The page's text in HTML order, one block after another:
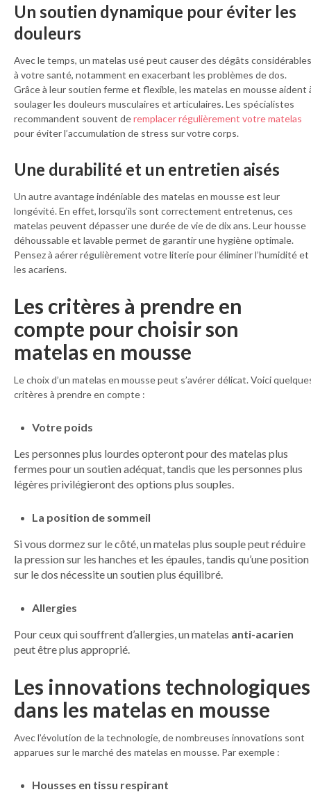
Un soutien dynamique pour éviter les
douleurs
Avec le temps, un matelas usé peut causer des dégâts considérables
à votre santé, notamment en exacerbant les problèmes de dos.
Grâce à leur soutien ferme et flexible, les matelas en mousse aident
soulager les douleurs musculaires et articulaires. Les spécialistes
recommandent souvent deremplacer régulièrement votre matelas
pour éviter l’accumulation de stress sur votre corps.
Une durabilité et un entretien aisés
Un autre avantage indéniable des matelas en mousse est leur
longévité. En effet, lorsqu’ils sont correctement entretenus, ces
matelas peuvent dépasser une durée de vie de dix ans. Leur housse
déhoussable et lavable permet de garantir une hygiène optimale.
Pensez à aérer régulièrement votre literie pour éliminer l’humidité et
les acariens.
Les critères à prendre en
compte pour choisir son
matelas en mousse
Le choix d’un matelas en mousse peut s’avérer délicat. Voici
critères à prendre en compte :
Votre poids
Les personnes plus lourdes opteront pour des matelas plus
fermes pour un soutien adéquat, tandis que les personnes plus
légères privilégieront des options plus souples.
La position de sommeil
Si vous dormez sur le côté, un matelas plus souple peut réduire
la pression sur les hanches et les épaules, tandis qu’une position
sur le dos nécessite un soutien plus équilibré.
Allergies
Pour ceux qui souffrent d’allergies, un matelas anti-acarien
peut être plus approprié.
Les innovations technologiques
dans les matelas en mousse
Avec l’évolution de la technologie, de nombreuses innovations sont
apparues sur le marché des matelas en mousse. Par exemple :
Housses en tissu respirant